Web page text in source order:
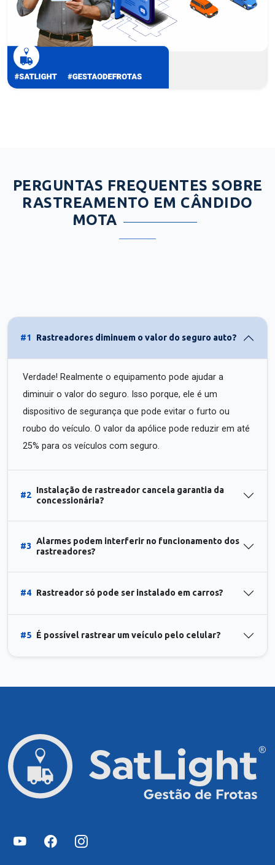
PERGUNTAS FREQUENTES SOBRE
RASTREAMENTO EM CÂNDIDO
MOTA
#1 Rastreadores diminuem o valor do seguro auto?
Verdade! Realmente o equipamento pode ajudar a
diminuir o valor do seguro. Isso porque, ele é um
dispositivo de segurança que pode evitar o furto ou
roubo do veículo. O valor da apólice pode reduzir em até
25% para os veículos com seguro.
#2
Instalação de rastreador cancela garantia da
concessionária?
#3
Alarmes podem interferir no funcionamento dos
rastreadores?
#4 Rastreador só pode ser instalado em carros?
#5 É possível rastrear um veículo pelo celular?